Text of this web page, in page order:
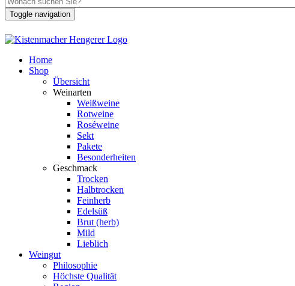
Toggle navigation
Home
Shop
Übersicht
Weinarten
Weißweine
Rotweine
Roséweine
Sekt
Pakete
Besonderheiten
Geschmack
Trocken
Halbtrocken
Feinherb
Edelsüß
Brut (herb)
Mild
Lieblich
Weingut
Philosophie
Höchste Qualität